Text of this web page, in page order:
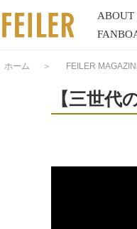
ABOUT
ホーム ＞ FEILER
【三世